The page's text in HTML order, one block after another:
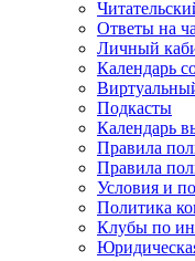
Ответы на
Личный
Календарь
Подкасты
Календарь
Правила
Правила
Условия и
Политика
Клубы по